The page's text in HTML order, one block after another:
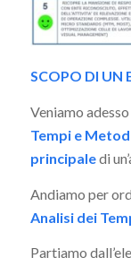
SCOPO DI UN
Veniamo
Tempi e
principaledi
Andiamo per
Analisi dei
Partiamo